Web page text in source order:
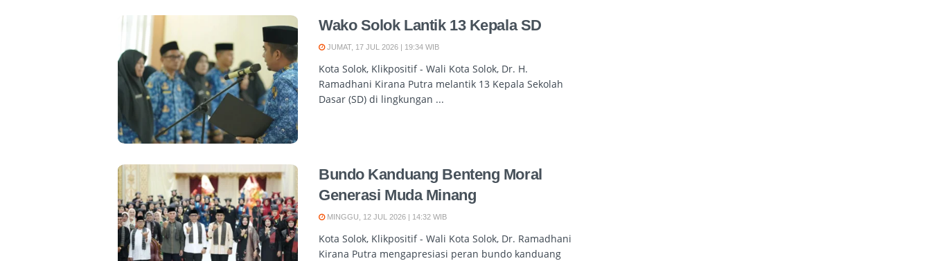
Wako Solok Lantik 13 Kepala SD
JUMAT, 17 JUL 2026 | 19:34 WIB
Kota Solok, Klikpositif - Wali Kota Solok, Dr. H.
Ramadhani Kirana Putra melantik 13 Kepala Sekolah
Dasar (SD) di lingkungan ...
Bundo Kanduang Benteng Moral
Generasi Muda Minang
MINGGU, 12 JUL 2026 | 14:32 WIB
Kota Solok, Klikpositif - Wali Kota Solok, Dr. Ramadhani
Kirana Putra mengapresiasi peran bundo kanduang